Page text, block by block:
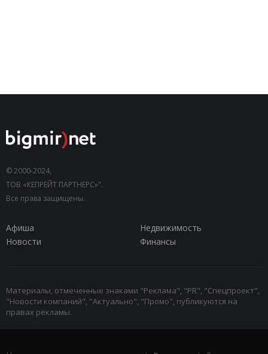
© 2000-2024,
ТОВ «КЕПРЕЙТ ПАРТНЕРС»".
Все права защищены.
Афиша
Недвижимость
Новости
Финансы
Материалы, отмеченные знаками "Реклама", "PR", "Спецпроект",
"Новости компаний", "Актуально", "Промо", публикуются на
правах рекламы.